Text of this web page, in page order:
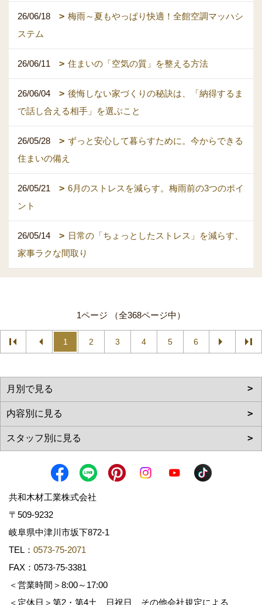
26/06/18
梅雨～夏もやっぱり快適！全館空調マッハシ
ステム
26/06/11 住まいの「空気の質」を整える方法
26/06/04
後悔しない家づくりの秘訣は、「納得するま
で話し合える相手」を選ぶこと
26/05/28
ずっと安心して暮らすために。今からできる
住まいの備え
26/05/21
6月のストレスを減らす。梅雨前の3つのポイ
ント
26/05/14
日常の「ちょっとしたストレス」を減らす、
家事ラクな間取り
1ページ （全368ページ中）
1 2 3 4 5 6
共和木材工業株式会社
〒509-9232
岐阜県中津川市坂下872‐1
TEL： 0573-75-2071
FAX：0573-75-3381
＜営業時間＞8:00～17:00
＜定休日＞第2・第4土、日祝日、その他会社規定による